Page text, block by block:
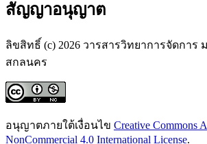
สัญญาอนุญาต
ลิขสิทธิ์ (c) 2026 วารสารวิทยาการจัดการ
สกลนคร
อนุญาตภายใต้เงื่อนไข Creative Commons
NonCommercial 4.0 International License.